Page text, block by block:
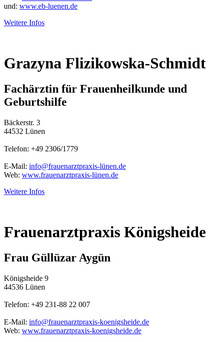
und: www.eb-luenen.de
Weitere Infos
Grazyna Flizikowska-Schmidt
Fachärztin für Frauenheilkunde und
Geburtshilfe
Bäckerstr. 3
44532 Lünen
Telefon: +49 2306/1779
E-Mail: info@frauenarztpraxis-lünen.de
Web: www.frauenarztpraxis-lünen.de
Weitere Infos
Frauenarztpraxis Königsheide
Frau Güllüzar Aygün
Königsheide 9
44536 Lünen
Telefon: +49 231-88 22 007
E-Mail: info@frauenarztpraxis-koenigsheide.de
Web: www.frauenarztpraxis-koenigsheide.de